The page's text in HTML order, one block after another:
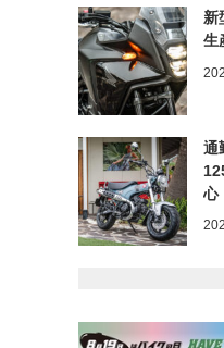
新
生
通
心